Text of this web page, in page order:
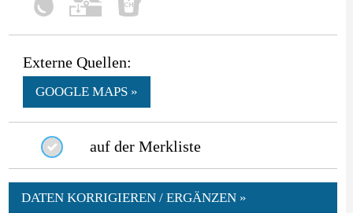
Externe Quellen:
GOOGLE MAPS »
auf der Merkliste
DATEN KORRIGIEREN / ERGÄNZEN »